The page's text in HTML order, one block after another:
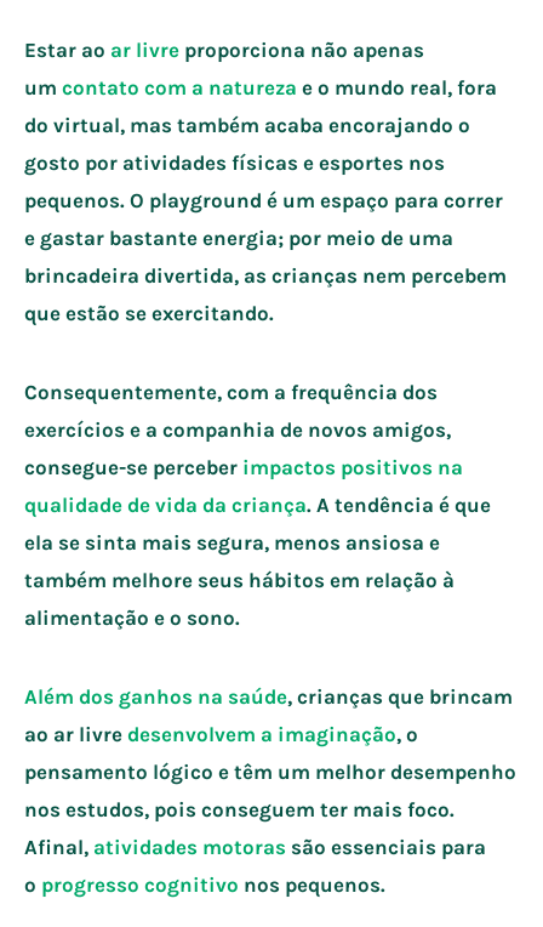
Estar ao ar livre proporciona não apenas
um contato com a natureza e o mundo real, fora
do virtual, mas também acaba encorajando o
gosto por atividades físicas e esportes nos
pequenos. O playground é um espaço para correr
e gastar bastante energia; por meio de uma
brincadeira divertida, as crianças nem percebem
que estão se exercitando.
Consequentemente, com a frequência dos
exercícios e a companhia de novos amigos,
consegue-se perceber impactos positivos na
qualidade de vida da criança. A tendência é que
ela se sinta mais segura, menos ansiosa e
também melhore seus hábitos em relação à
alimentação e o sono.
Além dos ganhos na saúde, crianças que brincam
ao ar livre desenvolvem a imaginação, o
pensamento lógico e têm um melhor desempenho
nos estudos, pois conseguem ter mais foco.
Afinal, atividades motoras são essenciais para
o progresso cognitivo nos pequenos.